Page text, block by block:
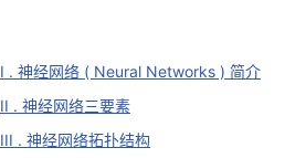
I . 神经网络 ( Neural Networks ) 简介
II . 神经网络三要素
III . 神经网络拓扑结构